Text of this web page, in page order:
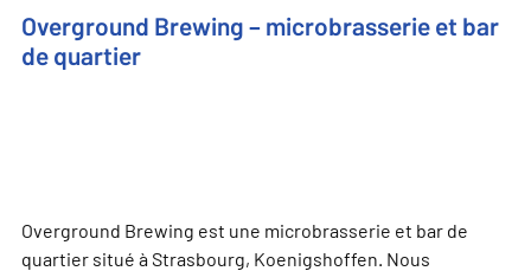
Overground Brewing – microbrasserie et bar
de quartier
Overground Brewing est une microbrasserie et bar de
quartier situé à Strasbourg, Koenigshoffen. Nous